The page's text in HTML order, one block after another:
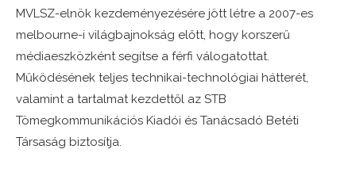
MVLSZ-elnök kezdeményezésére jött létre a 2007-es
melbourne-i világbajnokság előtt, hogy korszerű
médiaeszközként segítse a férfi válogatottat.
Működésének teljes technikai-technológiai hátterét,
valamint a tartalmat kezdettől az STB
Tömegkommunikációs Kiadói és Tanácsadó Betéti
Társaság biztosítja.